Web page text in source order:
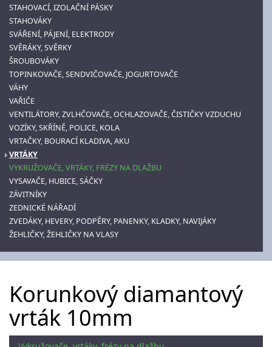
STAHOVACÍ, IZOLAČNÍ PÁSKY
STAHOVÁKY
SVÁŘENÍ, PÁJENÍ, ELEKTRODY
SVĚRÁKY, SVĚRKY
ŠROUBOVÁKY
TOPINKOVAČE, SENDVIČOVAČE, JOGURTOVAČE
VÁHY
VAŘIČE
VENTILÁTORY, ZVLHČOVAČE, OCHLAZOVAČE, ČISTIČKY VZDUCHU
VOZÍKY, SKŘÍNĚ, POLICE, KOLA
VRTAČKY, BOURACÍ KLADIVA, AKU
VRTÁKY
VYKRUŽOVAČE, VRTÁKY, FRÉZY NA DLAŽBU
VYSAVAČE, HUBICE, SÁČKY
ZÁVITNÍKY
ZEDNICKÉ NÁŘADÍ
ZVEDÁKY, HEVERY, PODPĚRY, PANENKY, KLADKY, NAVIJÁKY
ŽEHLIČKY, ŽEHLIČKY NA VLASY
Korunkový diamantový
vrták 10mm